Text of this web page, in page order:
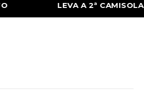
LEVA A 2ª CAMISOLA